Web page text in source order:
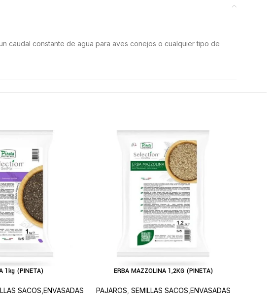
caudal constante de agua para aves conejos o cualquier tipo de
1kg (PINETA)
SACOS,ENVASADAS
AÑADIR AL CARRITO
ERBA MAZZOLINA 1,2KG (PINETA)
PAJAROS SEMILLAS SACOS,ENVASADAS